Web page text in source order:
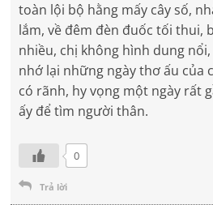
toàn lội bộ hằng mấy cây số,
lắm, về đêm đèn đuốc tối thui,
nhiều, chị không hình dung
nhớ lại những ngày thơ ấu của
có rãnh, hy vọng một ngày rất
ấy để tìm người thân.
0
Trả lời